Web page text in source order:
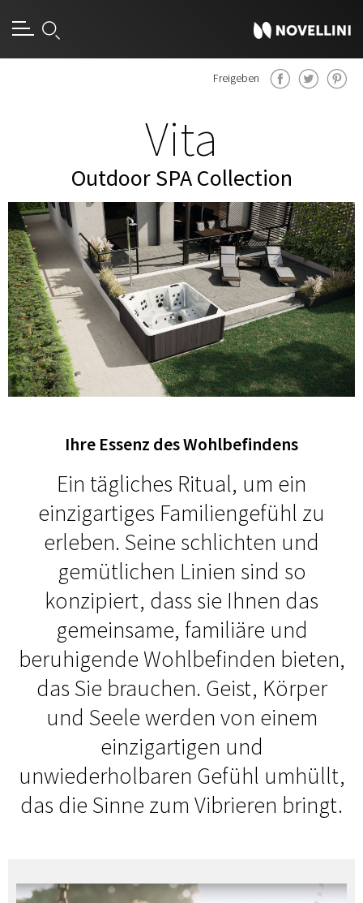
Freigeben
Vita
Outdoor SPA Collection
Ihre Essenz des Wohlbefindens
Ein tägliches Ritual, um ein
einzigartiges Familiengefühl zu
erleben. Seine schlichten und
gemütlichen Linien sind so
konzipiert, dass sie Ihnen das
gemeinsame, familiäre und
beruhigende Wohlbefinden bieten,
das Sie brauchen. Geist, Körper
und Seele werden von einem
einzigartigen und
unwiederholbaren Gefühl umhüllt,
das die Sinne zum Vibrieren bringt.